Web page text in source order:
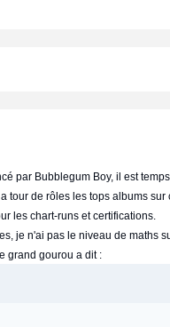
par Bubblegum Boy, il est
tour de rôles les tops albums sur
les chart-runs et certifications.
je n'ai pas le niveau de maths
grand gourou a dit :